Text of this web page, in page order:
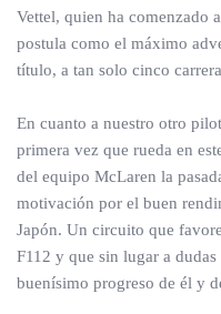
Vettel, quien ha comenzado
postula como el máximo
título, a tan solo cinco
En cuanto a nuestro otro
primera vez que rueda en
del equipo McLaren la
motivación por el buen
Japón. Un circuito que
F112 y que sin lugar a
buenísimo progreso de él y